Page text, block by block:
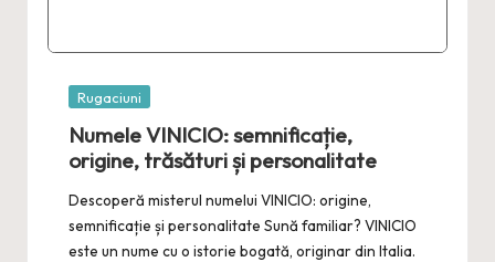
Posted
Rugaciuni
Numele VINICIO: semnificație,
origine, trăsături și personalitate
Descoperă misterul numelui VINICIO: origine,
semnificație și personalitate Sună familiar? VINICIO
este un nume cu o istorie bogată, originar din Italia.